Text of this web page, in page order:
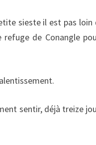
sieste il est pas loin
de Conangle
sentir, déjà treize